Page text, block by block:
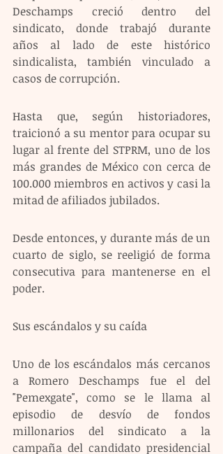
Deschamps creció dentro del
sindicato, donde trabajó durante
años al lado de este histórico
sindicalista, también vinculado a
casos de corrupción.
Hasta que, según historiadores,
traicionó a su mentor para ocupar su
lugar al frente del STPRM, uno de los
más grandes de México con cerca de
100.000 miembros en activos y casi la
mitad de afiliados jubilados.
Desde entonces, y durante más de un
cuarto de siglo, se reeligió de forma
consecutiva para mantenerse en el
poder.
Sus escándalos y su caída
Uno de los escándalos más cercanos
a Romero Deschamps fue el del
"Pemexgate", como se le llama al
episodio de desvío de fondos
millonarios del sindicato a la
campaña del candidato presidencial